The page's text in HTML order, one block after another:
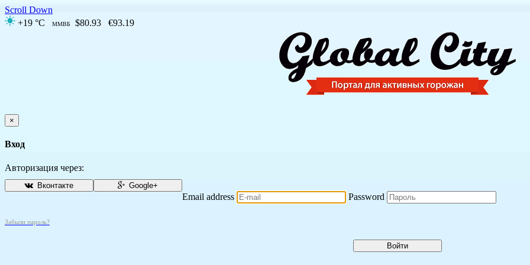
Scroll Down
+19 °C
ММВБ $80.93 €93.19
×
Вход
Авторизация через:
Вконтакте Google+
Email address Password
Забыли пароль?
Войти